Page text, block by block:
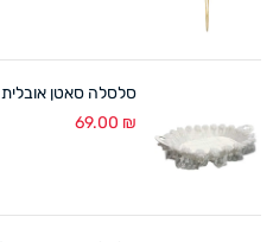
סלסלה סאטן אובלית 50/37+9 ס"מ לבן
69.00 ₪